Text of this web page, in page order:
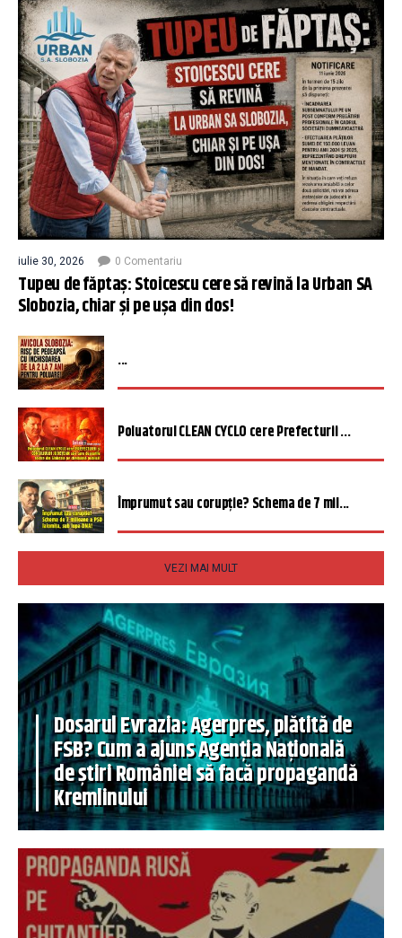
iulie 30, 2026 0 Comentariu
Tupeu de făptaș: Stoicescu cere să revină la Urban SA
Slobozia, chiar și pe ușa din dos!
...
Poluatorul CLEAN CYCLO cere Prefecturii ...
Împrumut sau corupție? Schema de 7 mil...
VEZI MAI MULT
Dosarul Evrazia: Agerpres, plătită de
FSB? Cum a ajuns Agenția Națională
de știri României să facă propagandă
Kremlinului